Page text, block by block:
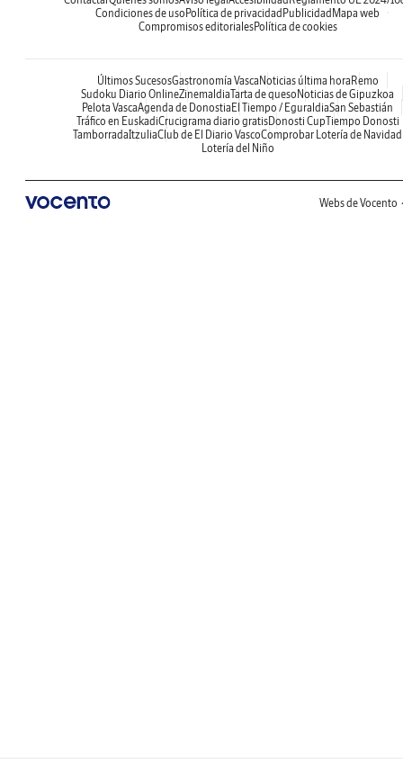
Condiciones de usoPolítica de privacidadPublicidadMapa web
Compromisos editorialesPolítica de cookies
Últimos SucesosGastronomía VascaNoticias última horaRemo
Sudoku Diario OnlineZinemaldiaTarta de quesoNoticias de Gipuzkoa
Pelota VascaAgenda de DonostiaEl Tiempo / EguraldiaSan Sebastián
Tráfico en EuskadiCrucigrama diario gratisDonosti CupTiempo Donosti
TamborradaItzuliaClub de El Diario VascoComprobar Lotería de Navidad
Lotería del Niño
Webs de Vocento